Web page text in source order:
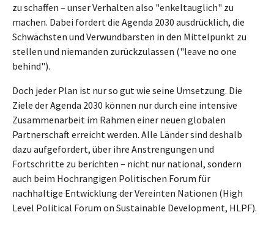
zu schaffen – unser Verhalten also "enkeltauglich" zu
machen. Dabei fordert die Agenda 2030 ausdrücklich, die
Schwächsten und Verwundbarsten in den Mittelpunkt zu
stellen und niemanden zurückzulassen ("leave no one
behind").
Doch jeder Plan ist nur so gut wie seine Umsetzung. Die
Ziele der Agenda 2030 können nur durch eine intensive
Zusammenarbeit im Rahmen einer neuen globalen
Partnerschaft erreicht werden. Alle Länder sind deshalb
dazu aufgefordert, über ihre Anstrengungen und
Fortschritte zu berichten – nicht nur national, sondern
auch beim Hochrangigen Politischen Forum für
nachhaltige Entwicklung der Vereinten Nationen (High
Level Political Forum on Sustainable Development, HLPF).